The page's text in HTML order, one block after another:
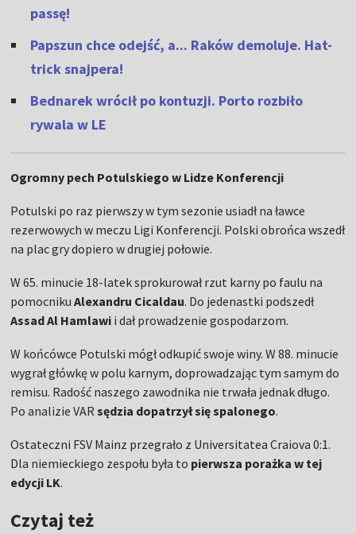
passę!
Papszun chce odejść, a... Raków demoluje. Hat-
trick snajpera!
Bednarek wrócił po kontuzji. Porto rozbiło
rywala w LE
Ogromny pech Potulskiego w Lidze Konferencji
Potulski po raz pierwszy w tym sezonie usiadł na ławce
rezerwowych w meczu Ligi Konferencji. Polski obrońca wszedł
na plac gry dopiero w drugiej połowie.
W 65. minucie 18-latek sprokurował rzut karny po faulu na
pomocnikuAlexandru Cicaldau. Do jedenastki podszedł
Assad Al Hamlawi i dał prowadzenie gospodarzom.
W końcówce Potulski mógł odkupić swoje winy. W 88. minucie
wygrał główkę w polu karnym, doprowadzając tym samym do
remisu. Radość naszego zawodnika nie trwała jednak długo.
Po analizie VAR sędzia dopatrzył się spalonego.
Ostateczni FSV Mainz przegrało z Universitatea Craiova 0:1.
Dla niemieckiego zespołu była to pierwsza porażka w tej
edycji LK.
Czytaj też